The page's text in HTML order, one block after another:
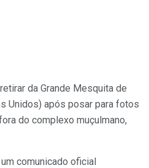
da Grande Mesquita de
Unidos) após posar para fotos
do complexo muçulmano,
comunicado oficial